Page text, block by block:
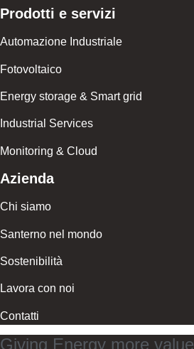
Prodotti e servizi
Automazione Industriale
Fotovoltaico
Energy storage & Smart grid
Industrial Services
Monitoring & Cloud
Azienda
Chi siamo
Santerno nel mondo
Sostenibilità
Lavora con noi
Contatti
Giving Energy more value